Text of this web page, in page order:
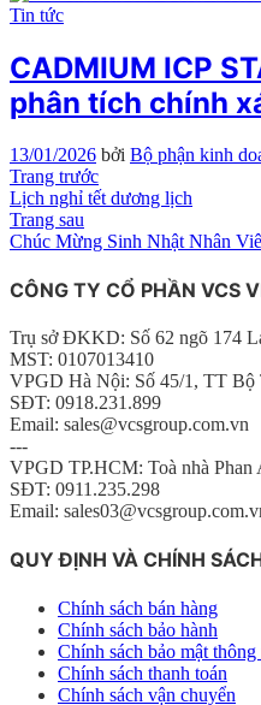
Tin tức
CADMIUM ICP
phân tích chính
13/01/2026 bởi Bộ phận kinh
Điều
hướng
bài
viết
Bài
viết
trước
Trang trước
Lịch nghỉ tết dương lịch
Bài
tiếp
Trang sau
Chúc Mừng Sinh Nhật Nhân
CÔNG TY CỔ PHẦN VCS
Trụ sở ĐKKD: Số 62 ngõ 174
MST: 0107013410
VPGD Hà Nội: Số 45/1, TT Bộ
SĐT: 0918.231.899
Email: sales@vcsgroup.com.vn
---
VPGD TP.HCM: Toà nhà
SĐT: 0911.235.298
Email:
QUY ĐỊNH VÀ CHÍNH
Chính sách bán hàng
Chính sách bảo hành
Chính sách bảo mật thông
Chính sách thanh toán
Chính sách vận chuyển